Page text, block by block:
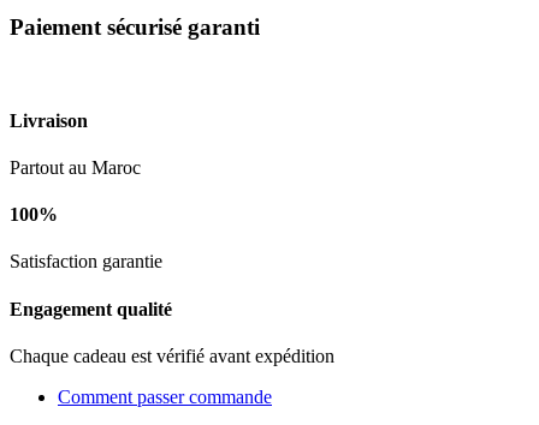
Paiement sécurisé garanti
Livraison
Partout au Maroc
100%
Satisfaction garantie
Engagement qualité
Chaque cadeau est vérifié avant expédition
Comment passer commande